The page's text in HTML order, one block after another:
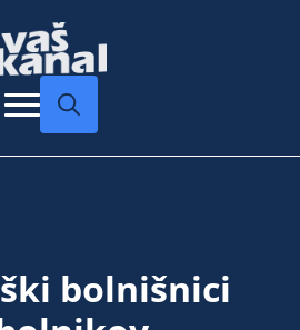
bolnišnici